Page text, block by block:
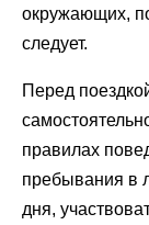
окружающих,
следует.
Перед
правилах
пребывания в
дня,